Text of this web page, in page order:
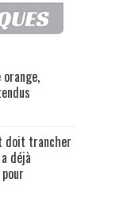
doit trancher
déjà